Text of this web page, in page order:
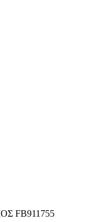
FB911755